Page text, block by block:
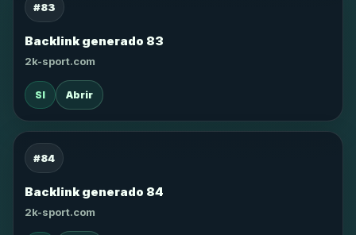
#83
Backlink generado 83
2k-sport.com
SI Abrir
#84
Backlink generado 84
2k-sport.com